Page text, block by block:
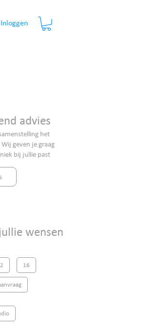
Inloggen
advies
het
geven je graag
bij jullie past
wensen
16